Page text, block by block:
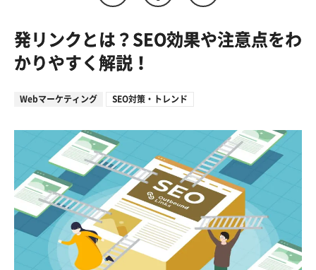
発リンクとは？SEO効果や注意点をわ
かりやすく解説！
Webマーケティング SEO対策・トレンド